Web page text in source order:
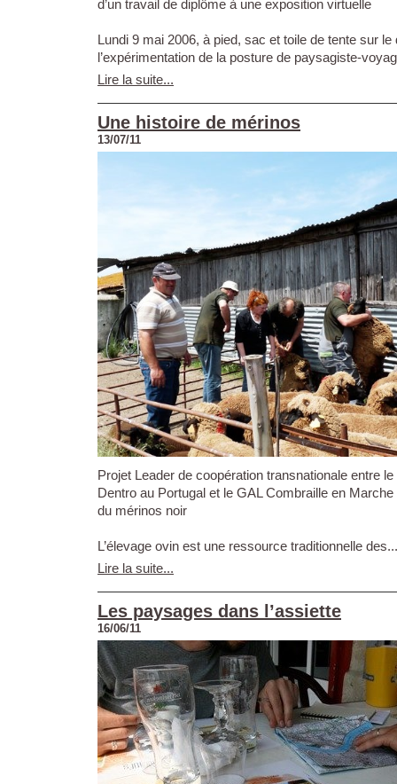
d’un travail de diplôme à une exposition virtuelle
Lundi 9 mai 2006, à pied, sac et toile de tente sur le
l’expérimentation de la posture de paysagiste-
Lire la suite...
Une histoire de mérinos
13/07/11
Projet Leader de coopération transnationale entre le
Dentro au Portugal et le GAL Combraille en
du mérinos noir
L’élevage ovin est une ressource traditionnelle des...
Lire la suite...
Les paysages dans l’assiette
16/06/11